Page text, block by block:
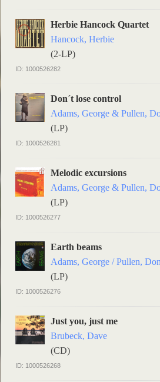
Herbie Hancock Quartet
Hancock, Herbie
(2-LP)
ID: 1000526282
Don´t lose control
Adams, George & Pullen,
(LP)
ID: 1000526281
Melodic excursions
Adams, George & Pullen,
(LP)
ID: 1000526277
Earth beams
Adams, George / Pullen, Don
(LP)
ID: 1000526276
Just you, just me
Brubeck, Dave
(CD)
ID: 1000526268